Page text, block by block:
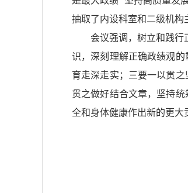
抽取了内设科室和二级机构
会议强调，树立和践行
识，深刻理解正确政绩观
育走深走实；三要一以贯
贯之做好结合文章，坚持
全和身体健康作出新的更大